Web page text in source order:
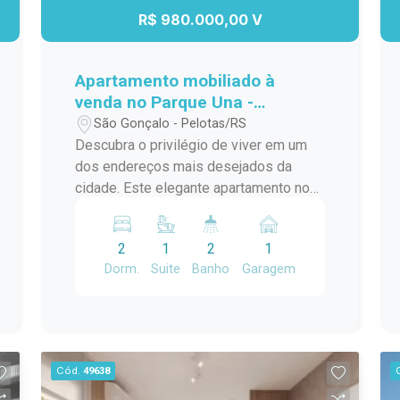
R$ 980.000,00 V
Apartamento mobiliado à
venda no Parque Una -
sofisticação e conforto em um
só lugar.
São Gonçalo - Pelotas/RS
Descubra o privilégio de viver em um
dos endereços mais desejados da
cidade. Este elegante apartamento no
mobiliado e pronto para morar, com um
projeto contemporâneo que valoriza
cada detalhe de conforto, praticidade e
também pode ser adaptado como
escritório. A sala de estar com lareira,
2
Dorm.
1
Suite
2
Banho
1
Garagem
Cód. 49638